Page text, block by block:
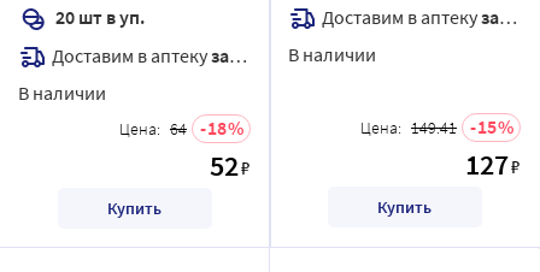
20 шт в уп.
Доставим в аптекузавтра
В наличии
Цена: 64 18
52₽
Купить
Доставим в аптекузавтра
В наличии
Цена: 149.41 15
127₽
Купить